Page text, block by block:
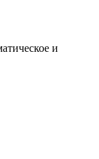
и